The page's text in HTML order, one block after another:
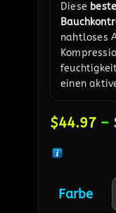
Diese
nahtloses
einen
$44.97 –
Farbe